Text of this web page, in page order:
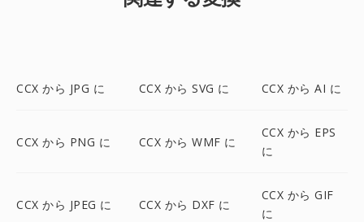
CCX から JPG に CCX から SVG に CCX から AI に
CCX から PNG に CCX から WMF に
CCX から EPS
に
CCX から JPEG に CCX から DXF に
CCX から GIF
に